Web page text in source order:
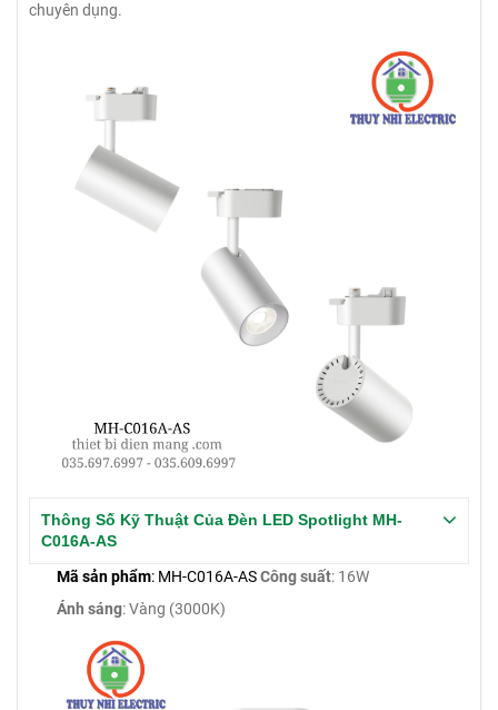
chuyên dụng.
Thông Số Kỹ Thuật Của Đèn LED Spotlight MH-
C016A-AS
Mã sản phẩm: MH-C016A-ASCông suất: 16W
Ánh sáng: Vàng (3000K)